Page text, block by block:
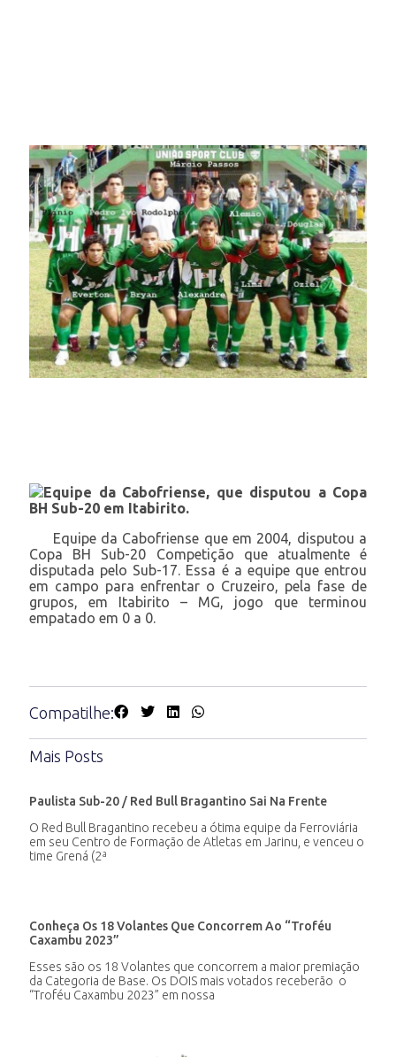
Equipe da Cabofriense, que disputou a Copa
BH Sub-20 em Itabirito.
Equipe da Cabofriense que em 2004, disputou a
Copa BH Sub-20 Competição que atualmente é
disputada pelo Sub-17. Essa é a equipe que entrou
em campo para enfrentar o Cruzeiro, pela fase de
grupos, em Itabirito – MG, jogo que terminou
empatado em 0 a 0.
Compatilhe:
Mais Posts
Paulista Sub-20 / Red Bull Bragantino Sai Na Frente
O Red Bull Bragantino recebeu a ótima equipe da Ferroviária
em seu Centro de Formação de Atletas em Jarinu, e venceu o
time Grená (2ª
Conheça Os 18 Volantes Que Concorrem Ao “Troféu
Caxambu 2023”
Esses são os 18 Volantes que concorrem a maior premiação
da Categoria de Base. Os DOIS mais votados receberão o
“Troféu Caxambu 2023” em nossa